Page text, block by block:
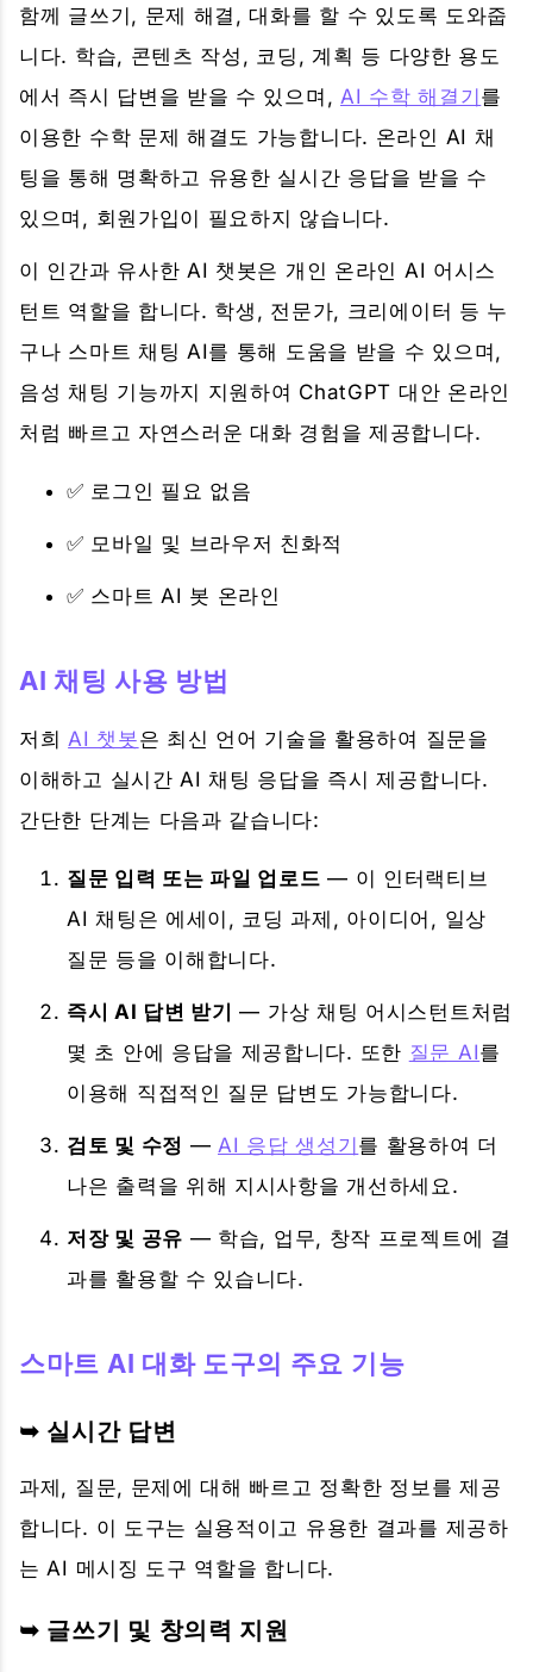
함께 글쓰기, 문제 해결, 대화를 할 수 있도록 도와줍
니다. 학습, 콘텐츠 작성, 코딩, 계획 등 다양한 용도
에서 즉시 답변을 받을 수 있으며, AI 수학 해결기 를
이용한 수학 문제 해결도 가능합니다. 온라인 AI 채
팅을 통해 명확하고 유용한 실시간 응답을 받을 수
있으며, 회원가입이 필요하지 않습니다.
이 인간과 유사한 AI 챗봇은 개인 온라인 AI 어시스
턴트 역할을 합니다. 학생, 전문가, 크리에이터 등 누
구나 스마트 채팅 AI를 통해 도움을 받을 수 있으며,
음성 채팅 기능까지 지원하여 ChatGPT 대안 온라인
처럼 빠르고 자연스러운 대화 경험을 제공합니다.
✅ 로그인 필요 없음
✅ 모바일 및 브라우저 친화적
✅ 스마트 AI 봇 온라인
AI 채팅 사용 방법
저희AI 챗봇은 최신 언어 기술을 활용하여 질문을
이해하고 실시간 AI 채팅 응답을 즉시 제공합니다.
간단한 단계는 다음과 같습니다:
질문 입력 또는 파일 업로드 — 이 인터랙티브
AI 채팅은 에세이, 코딩 과제, 아이디어, 일상
질문 등을 이해합니다.
즉시 AI 답변 받기
— 가상 채팅 어시스턴트처럼
몇 초 안에 응답을 제공합니다. 또한 질문 AI를
이용해 직접적인 질문 답변도 가능합니다.
검토 및 수정 —AI 응답 생성기 를 활용하여 더
나은 출력을 위해 지시사항을 개선하세요.
저장 및 공유 — 학습, 업무, 창작 프로젝트에 결
과를 활용할 수 있습니다.
스마트 AI 대화 도구의 주요 기능
➥ 실시간 답변
과제, 질문, 문제에 대해 빠르고 정확한 정보를 제공
합니다. 이 도구는 실용적이고 유용한 결과를 제공하
는 AI 메시징 도구 역할을 합니다.
➥ 글쓰기 및 창의력 지원